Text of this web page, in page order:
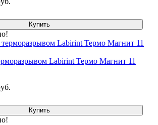
Купить
Labirint Термо Магнит 11
Купить